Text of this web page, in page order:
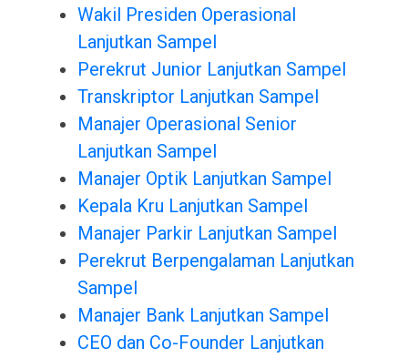
Wakil Presiden Operasional
Lanjutkan Sampel
Perekrut Junior Lanjutkan Sampel
Transkriptor Lanjutkan Sampel
Manajer Operasional Senior
Lanjutkan Sampel
Manajer Optik Lanjutkan Sampel
Kepala Kru Lanjutkan Sampel
Manajer Parkir Lanjutkan Sampel
Perekrut Berpengalaman Lanjutkan
Sampel
Manajer Bank Lanjutkan Sampel
CEO dan Co-Founder Lanjutkan